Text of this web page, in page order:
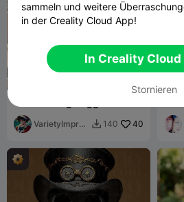
Venom Fang Dagger Solo
Leveling
VarietyImpres
 140 40
sammeln und weitere
in der Creality Cloud App!
In Creality
Stornieren